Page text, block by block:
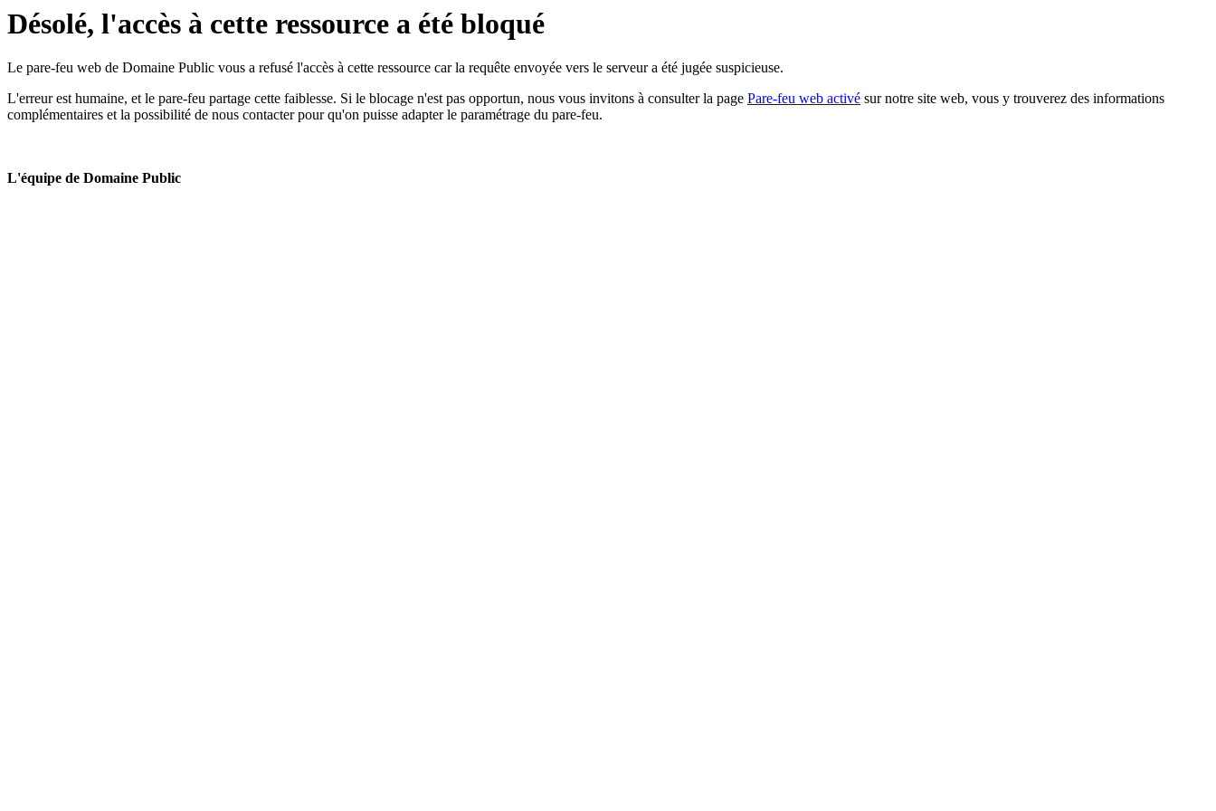
Désolé, l'accès à cette ressource a été bloqué
Le pare-feu web de Domaine Public vous a refusé l'accès à cette ressource car la requête envoyée vers le serveur a été jugée suspicieuse.
L'erreur est humaine, et le pare-feu partage cette faiblesse. Si le blocage n'est pas opportun, nous vous invitons à consulter la page Pare-feu web activé sur notre site web, vous y trouverez des informations
complémentaires et la possibilité de nous contacter pour qu'on puisse adapter le paramétrage du pare-feu.
L'équipe de Domaine Public